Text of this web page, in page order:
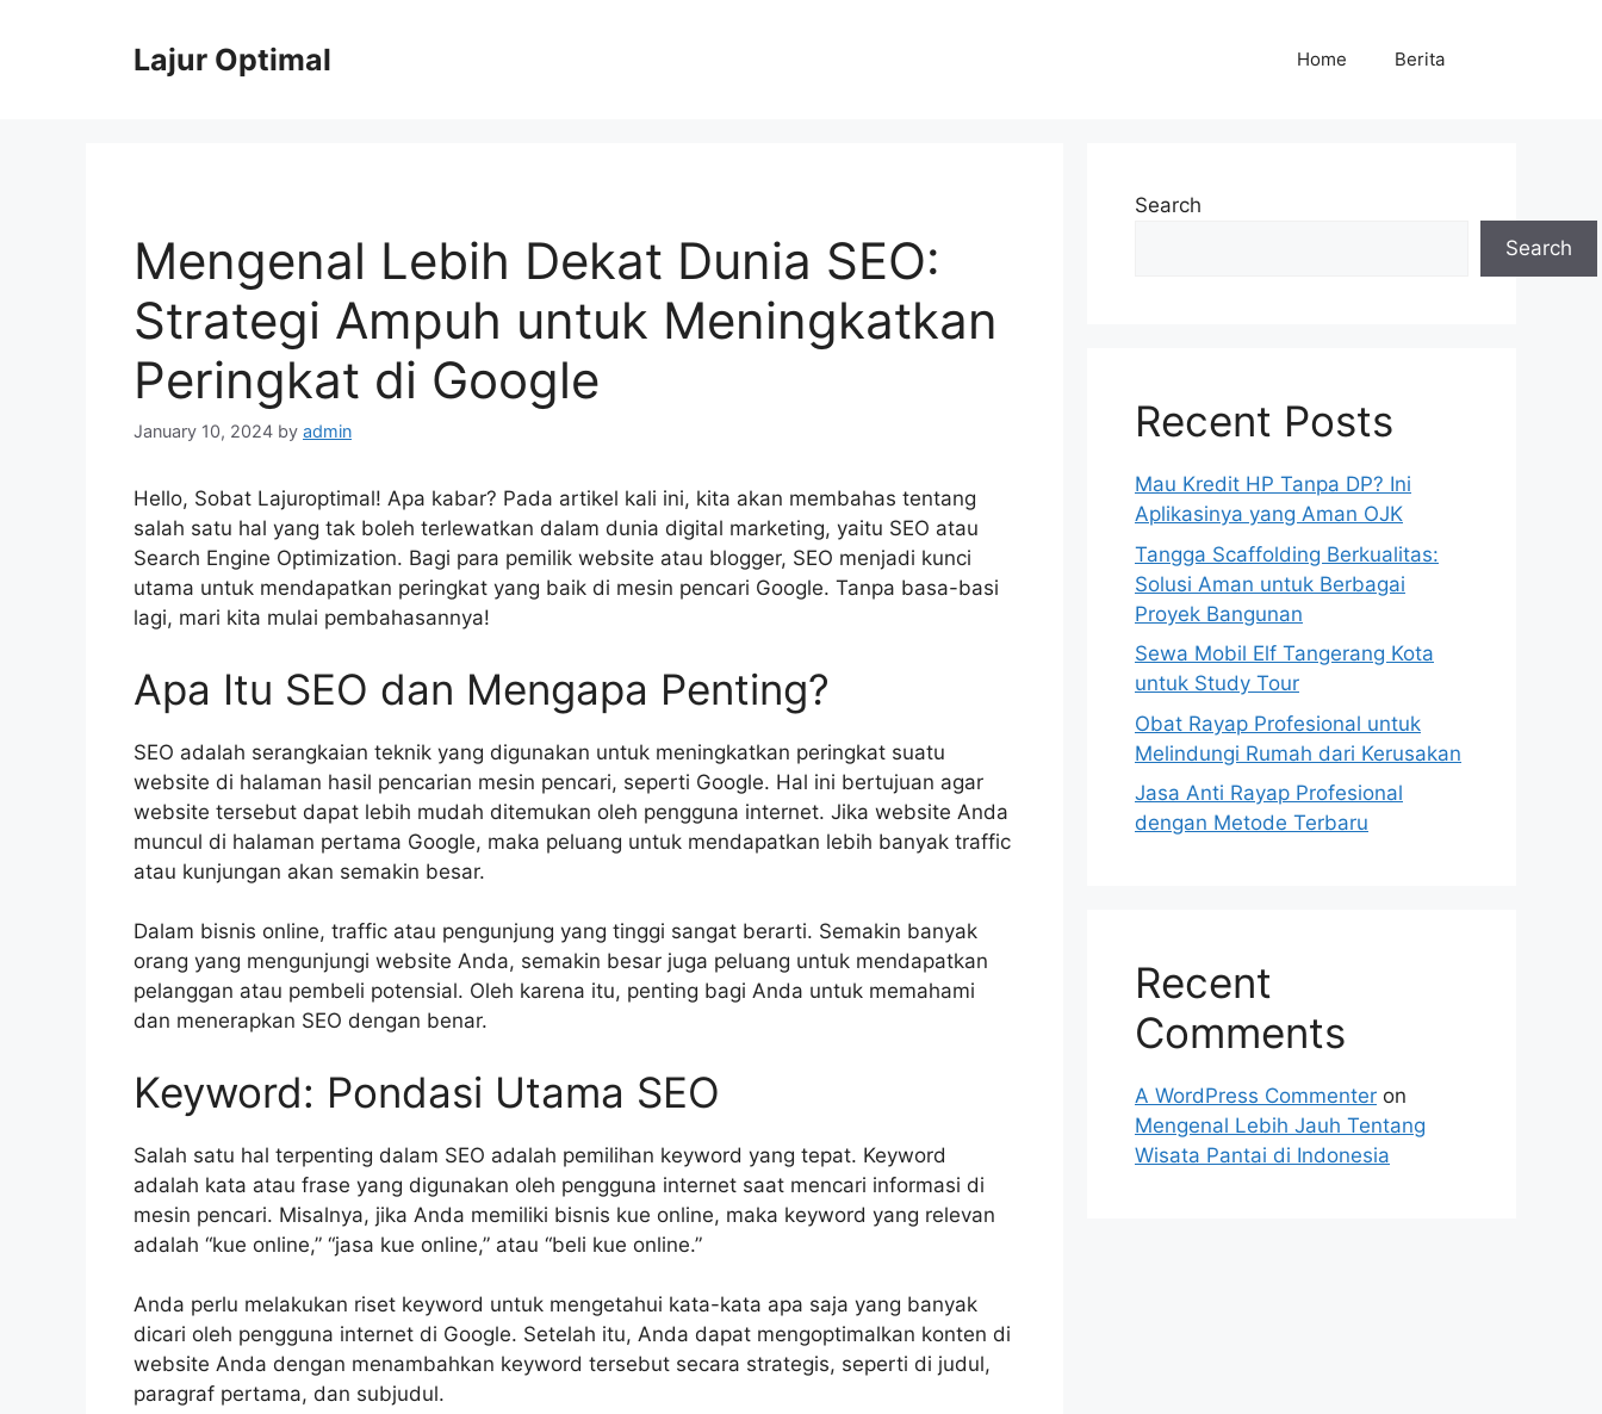
Lajur Optimal Home Berita
Mengenal Lebih Dekat Dunia SEO:
Strategi Ampuh untuk Meningkatkan
Peringkat di Google
January 10, 2024 by admin
Hello, Sobat Lajuroptimal! Apa kabar? Pada artikel kali ini, kita akan membahas tentang
salah satu hal yang tak boleh terlewatkan dalam dunia digital marketing, yaitu SEO atau
Search Engine Optimization. Bagi para pemilik website atau blogger, SEO menjadi kunci
utama untuk mendapatkan peringkat yang baik di mesin pencari Google. Tanpa basa-basi
lagi, mari kita mulai pembahasannya!
Apa Itu SEO dan Mengapa Penting?
SEO adalah serangkaian teknik yang digunakan untuk meningkatkan peringkat suatu
website di halaman hasil pencarian mesin pencari, seperti Google. Hal ini bertujuan agar
website tersebut dapat lebih mudah ditemukan oleh pengguna internet. Jika website Anda
muncul di halaman pertama Google, maka peluang untuk mendapatkan lebih banyak traffic
atau kunjungan akan semakin besar.
Dalam bisnis online, traffic atau pengunjung yang tinggi sangat berarti. Semakin banyak
orang yang mengunjungi website Anda, semakin besar juga peluang untuk mendapatkan
pelanggan atau pembeli potensial. Oleh karena itu, penting bagi Anda untuk memahami
dan menerapkan SEO dengan benar.
Keyword: Pondasi Utama SEO
Salah satu hal terpenting dalam SEO adalah pemilihan keyword yang tepat. Keyword
adalah kata atau frase yang digunakan oleh pengguna internet saat mencari informasi di
mesin pencari. Misalnya, jika Anda memiliki bisnis kue online, maka keyword yang relevan
adalah “kue online,” “jasa kue online,” atau “beli kue online.”
Anda perlu melakukan riset keyword untuk mengetahui kata-kata apa saja yang banyak
dicari oleh pengguna internet di Google. Setelah itu, Anda dapat mengoptimalkan konten di
website Anda dengan menambahkan keyword tersebut secara strategis, seperti di judul,
paragraf pertama, dan subjudul.
Search
Search
Recent Posts
Mau Kredit HP Tanpa DP? Ini
Aplikasinya yang Aman OJK
Tangga Scaffolding Berkualitas:
Solusi Aman untuk Berbagai
Proyek Bangunan
Sewa Mobil Elf Tangerang Kota
untuk Study Tour
Obat Rayap Profesional untuk
Melindungi Rumah dari Kerusakan
Jasa Anti Rayap Profesional
dengan Metode Terbaru
Recent
Comments
A WordPress Commenter on
Mengenal Lebih Jauh Tentang
Wisata Pantai di Indonesia